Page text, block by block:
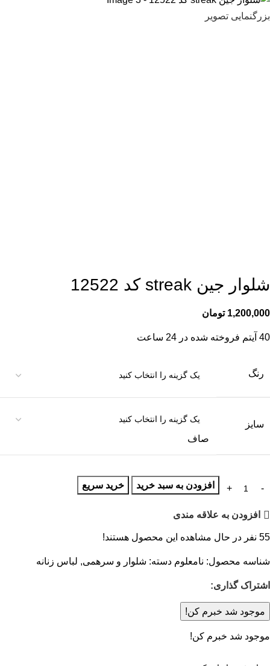
بزرگنمایی تصویر
شلوار جین streak کد 12522
1,200,000 تومان
40 آیتم فروخته شده در 24 ساعت
رنگ
سایز
صاف
افزودن به سبد خرید خرید سریع
افزودن به علاقه مندی
55 نفر در حال مشاهده این محصول هستند!
شناسه محصول: نامعلوم دسته: شلوار و سرهمی, لباس زنانه
اشتراک گذاری:
موجود شد خبرم کن!
موجود شد خبرم کن!